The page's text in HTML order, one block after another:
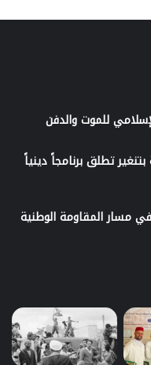
للموت والدفن
تطلق برنامجاً دينياً
محطة بارزة في مسار المقاومة الوطنية